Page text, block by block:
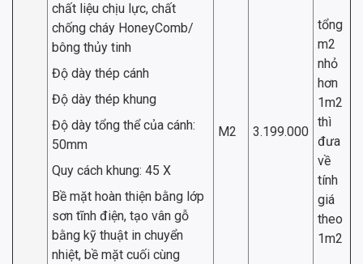
chất liệu chịu lực, chất
chống cháy HoneyComb/
bông thủy tinh
Độ dày thép cánh
Độ dày thép khung
Độ dày tổng thể của cánh:
50mm
Quy cách khung: 45 X
Bề mặt hoàn thiện bằng lớp
sơn tĩnh điện, tạo vân gỗ
bằng kỹ thuật in chuyển
nhiệt, bề mặt cuối cùng
M2 3.199.000
tổng
m2
nhỏ
hơn
1m2
thì
đưa
về
tính
giá
theo
1m2